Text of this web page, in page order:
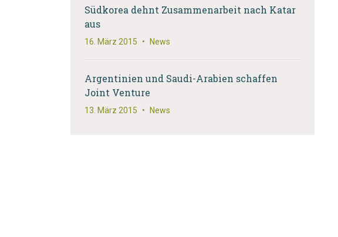
Südkorea dehnt Zusammenarbeit nach Katar
aus
16. März 2015 • News
Argentinien und Saudi-Arabien schaffen
Joint Venture
13. März 2015 • News